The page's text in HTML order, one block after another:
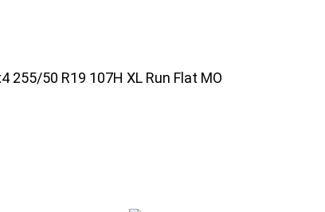
255/50 R19 107H XL Run Flat MO